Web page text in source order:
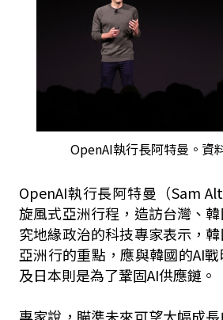
OpenAI執行長阿特曼。資
OpenAI執行長阿特曼（Sam
旋風式亞洲行程，造訪台灣、
究地緣政治的科技專家表示，
亞洲行的重點，應與韓國的AI
及日本則是為了鞏固AI供應鏈。